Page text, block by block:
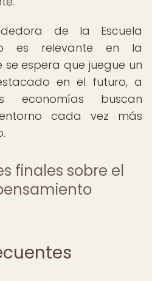
de la Escuela
es relevante en la
espera que juegue un
en el futuro, a
economías buscan
cada vez más
finales sobre el